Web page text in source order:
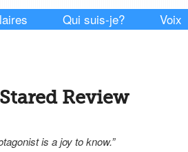
Qui suis-je? Voix
Review
is a joy to know.”